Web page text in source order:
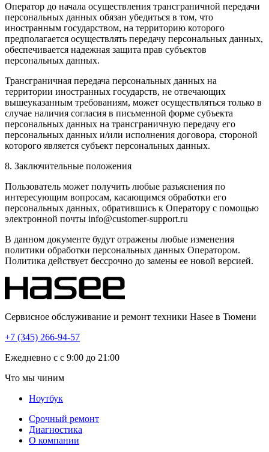
Оператор до начала осуществления трансграничной передачи
персональных данных обязан убедиться в том, что
иностранным государством, на территорию которого
предполагается осуществлять передачу персональных данных,
обеспечивается надежная защита прав субъектов
персональных данных.
Трансграничная передача персональных данных на
территории иностранных государств, не отвечающих
вышеуказанным требованиям, может осуществляться только в
случае наличия согласия в письменной форме субъекта
персональных данных на трансграничную передачу его
персональных данных и/или исполнения договора, стороной
которого является субъект персональных данных.
8. Заключительные положения
Пользователь может получить любые разъяснения по
интересующим вопросам, касающимся обработки его
персональных данных, обратившись к Оператору с помощью
электронной почты info@customer-support.ru
В данном документе будут отражены любые изменения
политики обработки персональных данных Оператором.
Политика действует бессрочно до замены ее новой версией.
Сервисное обслуживание и ремонт техники Hasee в Тюмени
+7 (345) 266-94-57
Eжедневно с с 9:00 до 21:00
Что мы чиним
Ноутбук
Срочный ремонт
Диагностика
О компании